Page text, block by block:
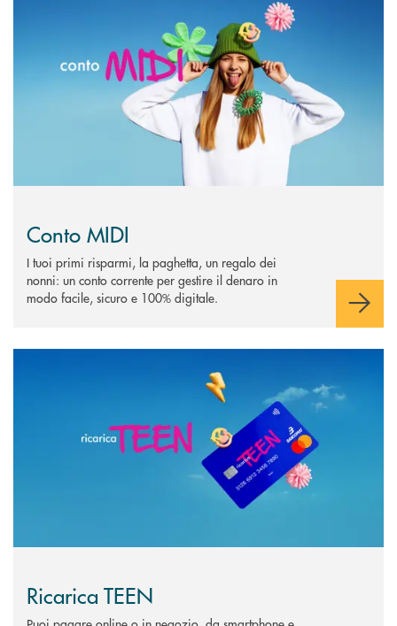
Conto MIDI
I tuoi primi risparmi, la paghetta, un regalo dei
nonni: un conto corrente per gestire il denaro in
modo facile, sicuro e 100% digitale.
Ricarica TEEN